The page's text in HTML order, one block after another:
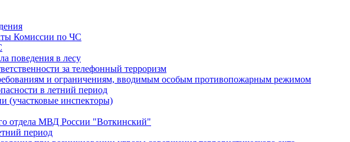
Комиссии по ЧС
поведения в лесу
за телефонный терроризм
и ограничениям, вводимым особым противопожарным режимом
в летний период
(участковые инспекторы)
отдела МВД России "Воткинский"
период